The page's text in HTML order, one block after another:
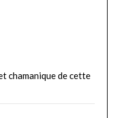
chamanique de cette